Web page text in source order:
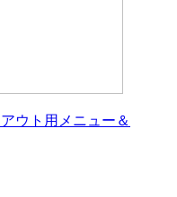
ウト用メニュー＆